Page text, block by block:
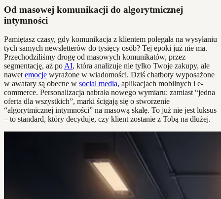
Od masowej komunikacji do algorytmicznej
intymności
Pamiętasz czasy, gdy komunikacja z klientem polegała na wysyłaniu
tych samych newsletterów do tysięcy osób? Tej epoki już nie ma.
Przechodziliśmy drogę od masowych komunikatów, przez
segmentację, aż po AI, która analizuje nie tylko Twoje zakupy, ale
nawet emocje wyrażone w wiadomości. Dziś chatboty wyposażone
w awatary są obecne w social media, aplikacjach mobilnych i e-
commerce. Personalizacja nabrała nowego wymiaru: zamiast “jedna
oferta dla wszystkich”, marki ścigają się o stworzenie
“algorytmicznej intymności” na masową skalę. To już nie jest luksus
– to standard, który decyduje, czy klient zostanie z Tobą na dłużej.